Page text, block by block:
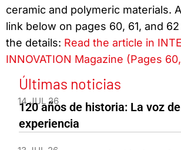
ceramic and polymeric materials.
link below on pages 60, 61, and
the details: Read the article in
INNOVATION Magazine (Pages
Últimas noticias
14 JUL 26
120 años de historia: La voz
experiencia